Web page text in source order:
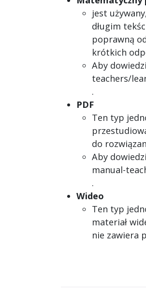
jest
długim
poprawną
krótkich
Aby
teachers/
.
PDF
Ten typ
do
Aby
manual-
.
Wideo
Ten typ
materiał
nie zawiera